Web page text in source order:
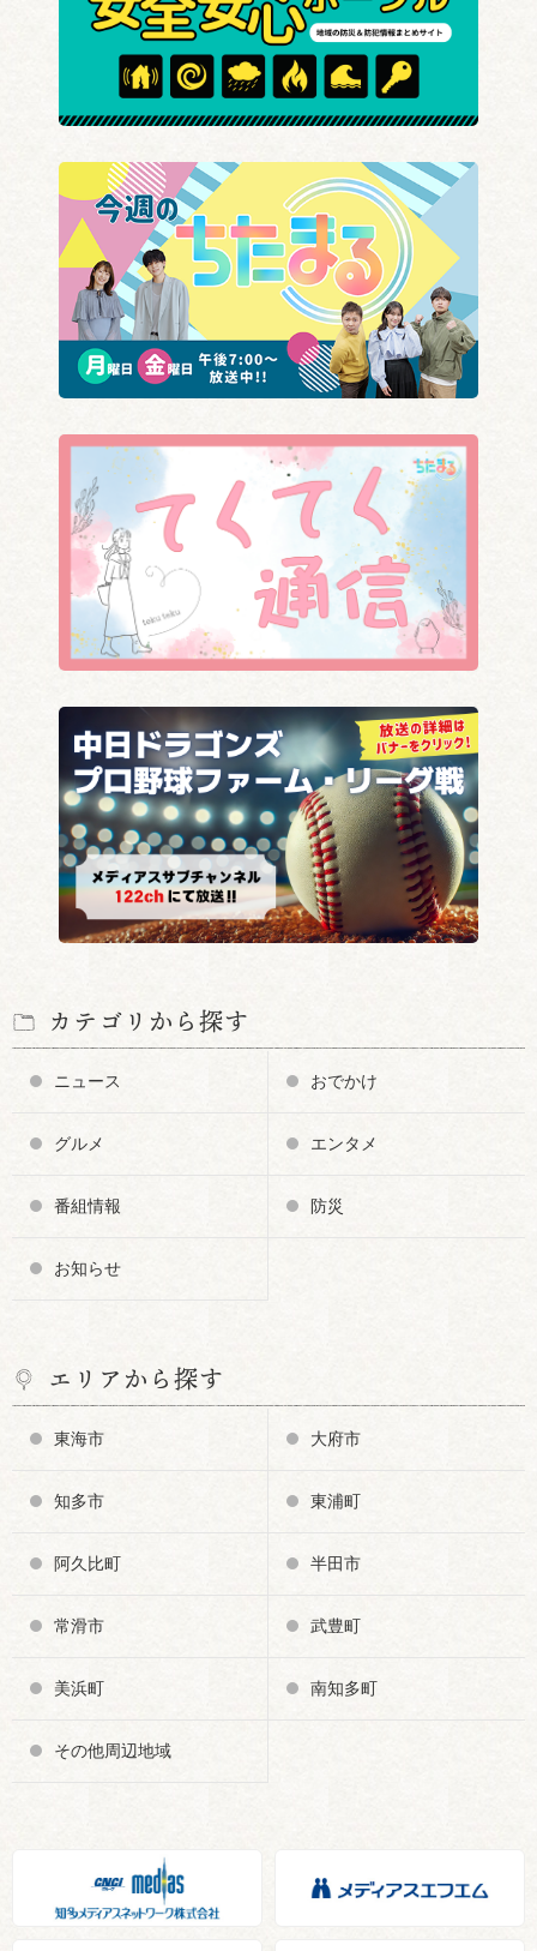
カテゴリから探す
ニュース おでかけ
グルメ エンタメ
番組情報 防災
お知らせ
エリアから探す
東海市 大府市
知多市 東浦町
阿久比町 半田市
常滑市 武豊町
美浜町 南知多町
その他周辺地域